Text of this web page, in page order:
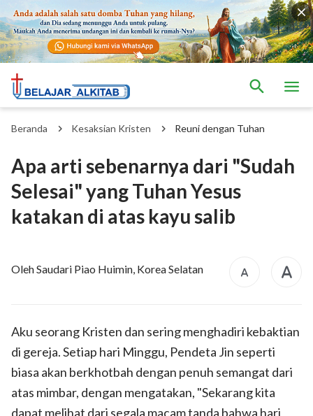
Beranda Kesaksian Kristen Reuni dengan Tuhan
Apa arti sebenarnya dari "Sudah
Selesai" yang Tuhan Yesus
katakan di atas kayu salib
Oleh Saudari Piao Huimin, Korea Selatan
Aku seorang Kristen dan sering menghadiri kebaktian
di gereja. Setiap hari Minggu, Pendeta Jin seperti
biasa akan berkhotbah dengan penuh semangat dari
atas mimbar, dengan mengatakan, "Sekarang kita
dapat melihat dari segala macam tanda bahwa hari